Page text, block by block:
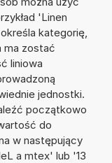
'Linen
kategorię,
ma zostać
liniowa
jednostki.
początkowo
do
w następujący
a mtex' lub '13